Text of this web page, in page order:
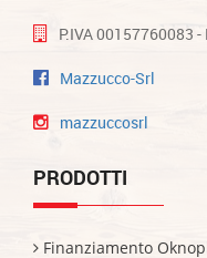
P.IVA 00157760083
Mazzucco-Srl
mazzuccosrl
PRODOTTI
Finanziamento